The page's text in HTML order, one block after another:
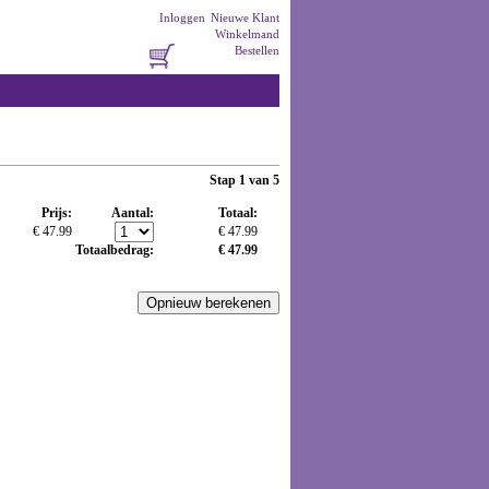
Nieuwe Klant
Inloggen
Winkelmand
Bestellen
Stap 1 van 5
Prijs: Aantal:
Totaal:
€ 47.99
€ 47.99
Totaalbedrag:
€ 47.99